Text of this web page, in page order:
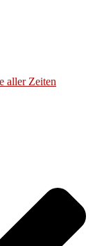
aller Zeiten